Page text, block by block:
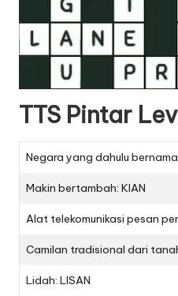
TTS Pintar
Negara yang dahulu
Makin bertambah: KIAN
Alat telekomunikasi pesan
Camilan tradisional dari
Lidah: LISAN